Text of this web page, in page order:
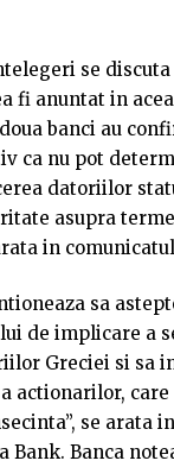
se
fi anuntat in
banci au
ca nu pot
datoriilor
asupra
in
sa
de implicare a
Greciei si sa
actionarilor,
se arata
Bank. Banca